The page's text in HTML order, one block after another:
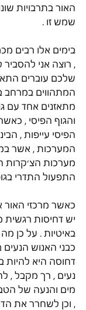
האור בתרבויות
שמש זו .
בימים אלו רבים
, רוצה אני להסביר
שלכם עוברים
המתהווים במרחב
מתאזנים אחד עם
והגוף הפיסי ,
הפיסי עייפות ,
המערכות , אשר
מערכות הצ׳קרות
התפעול התדרי
כאשר מרכזי האור
יש דחיסות רגשית
באיטיות . על כן
כבני האנוש הנעים
דחוסה היא
נעים , רך מקבל ,
מים והנעה של
, וכן לשחרר את